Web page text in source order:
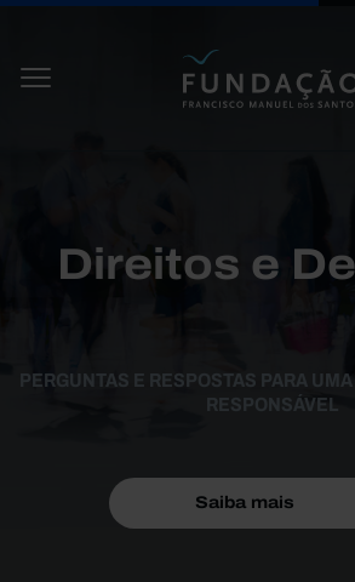
Direitos e
PERGUNTAS E RESPOSTAS PARA
RESPONSÁVEL
Saiba mais